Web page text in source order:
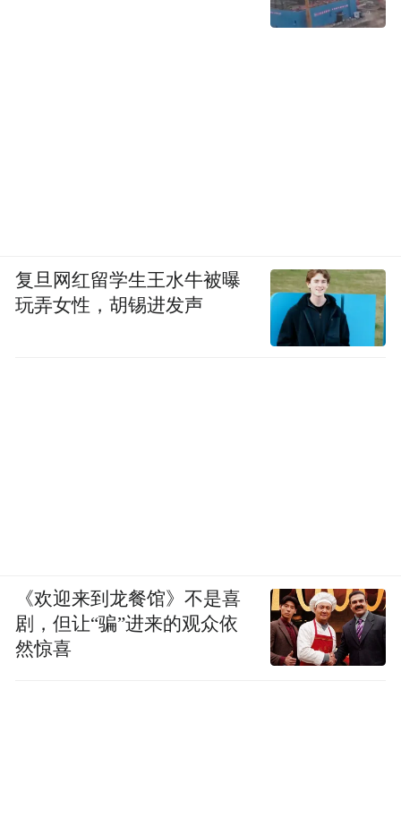
复旦网红留学生王水牛被曝
玩弄女性，胡锡进发声
《欢迎来到龙餐馆》不是喜
剧，但让“骗”进来的观众依
然惊喜